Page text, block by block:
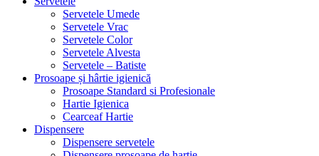
Servetele Umede
Servetele Vrac
Servetele Color
Servetele Alvesta
Servetele – Batiste
Prosoape și hârtie igienică
Prosoape Standard si Profesionale
Hartie Igienica
Cearceaf Hartie
Dispensere
Dispensere servetele